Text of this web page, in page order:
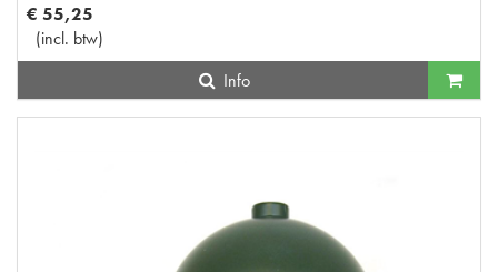
€ 55,25
(incl. btw)
Info